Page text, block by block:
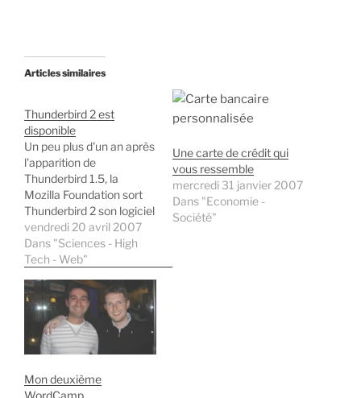
Articles similaires
Thunderbird 2 est
disponible
Un peu plus d'un an après
l'apparition de
Thunderbird 1.5, la
Mozilla Foundation sort
Thunderbird 2 son logiciel
de messagerie. Idéal
remplaçant d'Oulook
Express de Microsoft, il
sécurisé, plus léger… Au
menu des nouveautés et
des améliorations, on
trouve notamment :
Attribution de tags
(étiquettes) aux…
vendredi 20 avril 2007
Dans "Sciences - High
Tech - Web"
Une carte de crédit qui
vous ressemble
mercredi 31 janvier 2007
Dans "Economie -
Société"
Mon deuxième